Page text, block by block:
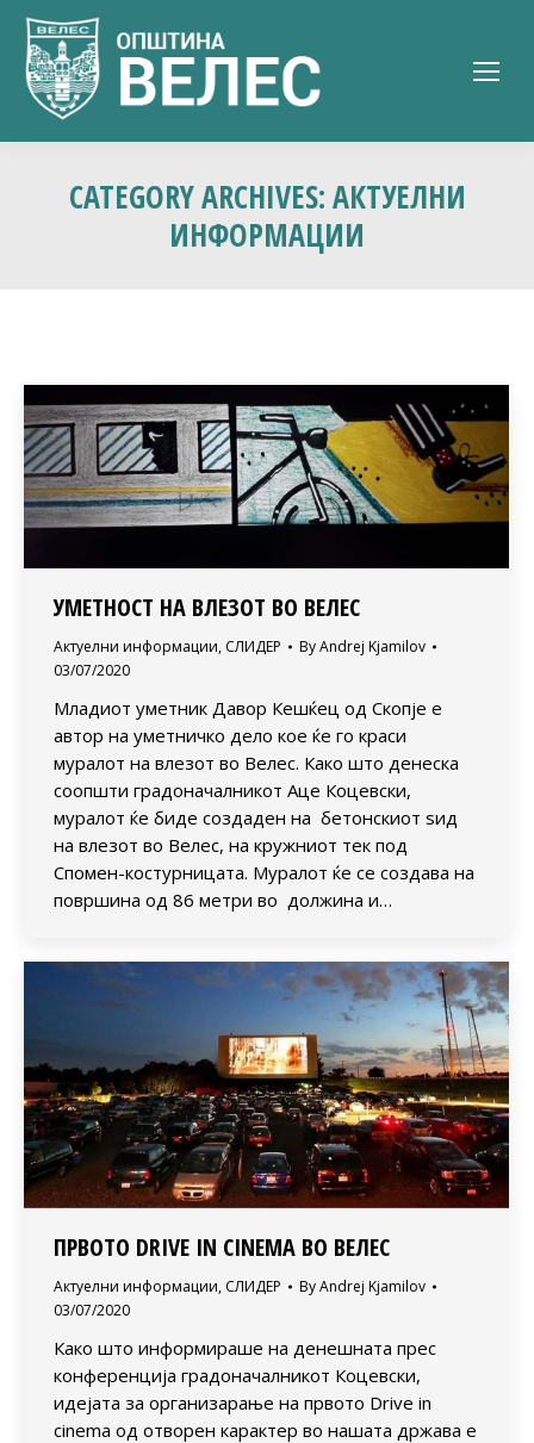
CATEGORY ARCHIVES:АКТУЕЛНИ
ИНФОРМАЦИИ
УМЕТНОСТ НА ВЛЕЗОТ ВО ВЕЛЕС
Актуелни информации, СЛИДЕР ByAndrej Kjamilov
03/07/2020
Младиот уметник Давор Кешќец од Скопје е
автор на уметничко дело кое ќе го краси
муралот на влезот во Велес. Како што денеска
соопшти градоначалникот Аце Коцевски,
муралот ќе биде создаден на бетонскиот ѕид
на влезот во Велес, на кружниот тек под
Спомен-костурницата. Муралот ќе се создава на
површина од 86 метри во должина и…
ПРВОТО DRIVE IN CINEMA ВО ВЕЛЕС
Актуелни информации, СЛИДЕР ByAndrej Kjamilov
03/07/2020
Како што информираше на денешната прес
конференција градоначалникот Коцевски,
идејата за организарање на првото Drive in
cinema од отворен карактер во нашата држава е